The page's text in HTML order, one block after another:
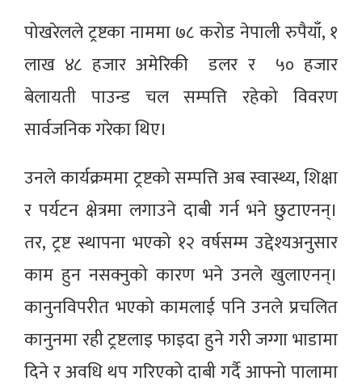
पोखरेलले ट्रष्टका नाममा ७८ करोड नेपाली रुपैयाँ, १
लाख ४८ हजार अमेरिकी डलर र ५० हजार
बेलायती पाउन्ड चल सम्पत्ति रहेको विवरण
सार्वजनिक गरेका थिए।
उनले कार्यक्रममा ट्रष्टको सम्पत्ति अब स्वास्थ्य, शिक्षा
र पर्यटन क्षेत्रमा लगाउने दाबी गर्न भने छुटाएनन्।
तर, ट्रष्ट स्थापना भएको १२ वर्षसम्म उद्देश्यअनुसार
काम हुन नसक्नुको कारण भने उनले खुलाएनन्।
कानुनविपरीत भएको कामलाई पनि उनले प्रचलित
कानुनमा रही ट्रष्टलाइ फाइदा हुने गरी जग्गा भाडामा
दिने र अवधि थप गरिएको दाबी गर्दै आफ्नो पालामा